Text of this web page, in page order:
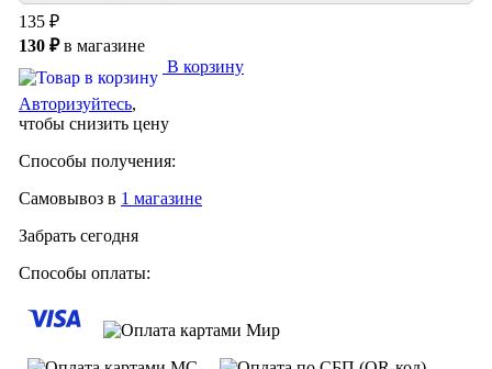
135 ₽
130 ₽в магазине
В корзину
Авторизуйтесь,
чтобы снизить цену
Способы получения:
Самовывоз в 1 магазине
Забрать сегодня
Способы оплаты: